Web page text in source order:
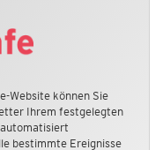
Website können Sie
Ihrem festgelegten
bestimmte Ereignisse